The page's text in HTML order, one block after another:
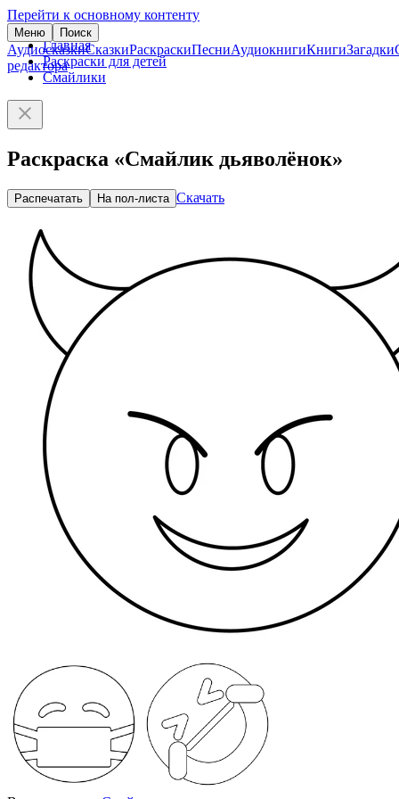
Перейти к основному контенту
Меню Поиск
АудиосказкиСказкиРаскраскиПесниАудиокнигиКнигиЗагадки
редактора
Главная
Раскраски для детей
Смайлики
Раскраска «Смайлик дьяволёнок»
Распечатать На пол-листа Скачать